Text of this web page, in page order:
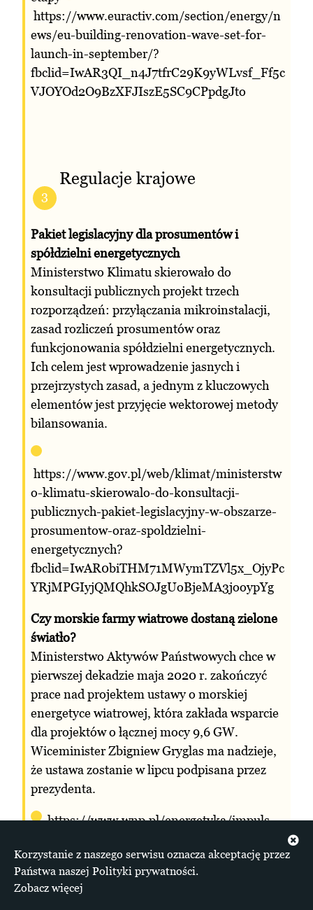
https://www.euractiv.com/section/energy/n
ews/eu-building-renovation-wave-set-for-
launch-in-september/?
fbclid=IwAR3QI_n4J7tfrC29K9yWLvsf_Ff5c
VJOYOd2O9BzXFJIszE5SC9CPpdgJto
3
Regulacje krajowe
Pakiet legislacyjny dla prosumentów i
spółdzielni energetycznych
Ministerstwo Klimatu skierowało do
konsultacji publicznych projekt trzech
rozporządzeń: przyłączania mikroinstalacji,
zasad rozliczeń prosumentów oraz
funkcjonowania spółdzielni energetycznych.
Ich celem jest wprowadzenie jasnych i
przejrzystych zasad, a jednym z kluczowych
elementów jest przyjęcie wektorowej metody
bilansowania.
https://www.gov.pl/web/klimat/ministerstw
o-klimatu-skierowalo-do-konsultacji-
publicznych-pakiet-legislacyjny-w-obszarze-
prosumentow-oraz-spoldzielni-
energetycznych?
fbclid=IwAR0biTHM71MWymTZVl5x_OjyPc
YRjMPGIyjQMQhkSOJgUoBjeMA3jooypYg
Czy morskie farmy wiatrowe dostaną zielone
światło?
Ministerstwo Aktywów Państwowych chce w
pierwszej dekadzie maja 2020 r. zakończyć
prace nad projektem ustawy o morskiej
energetyce wiatrowej, która zakłada wsparcie
dla projektów o łącznej mocy 9,6 GW.
Wiceminister Zbigniew Gryglas ma nadzieje,
że ustawa zostanie w lipcu podpisana przez
prezydenta.
https://www.wnp.pl/energetyka/impuls-
wakacjami,390857.html?
fbclid=IwAR2Qwulq1Xkb1l8do3P0tZ70WWd
eDi8058D5cjnTKPvFD6JZV8qXI9iNDDs
Korzystanie z naszego serwisu oznacza akceptację przez
Państwa naszej Polityki prywatności.
Zobacz więcej